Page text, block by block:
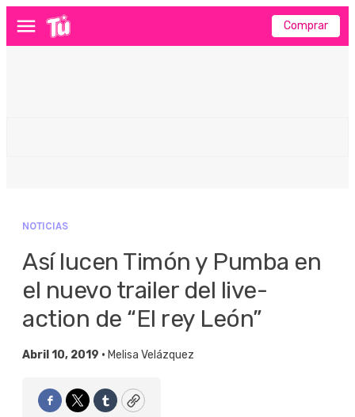
Menú Comprar
NOTICIAS
Así lucen Timón y Pumba en
el nuevo trailer del live-
action de “El rey León”
Abril 10, 2019 • Melisa Velázquez
Facebook
TwitterTumblrCopy